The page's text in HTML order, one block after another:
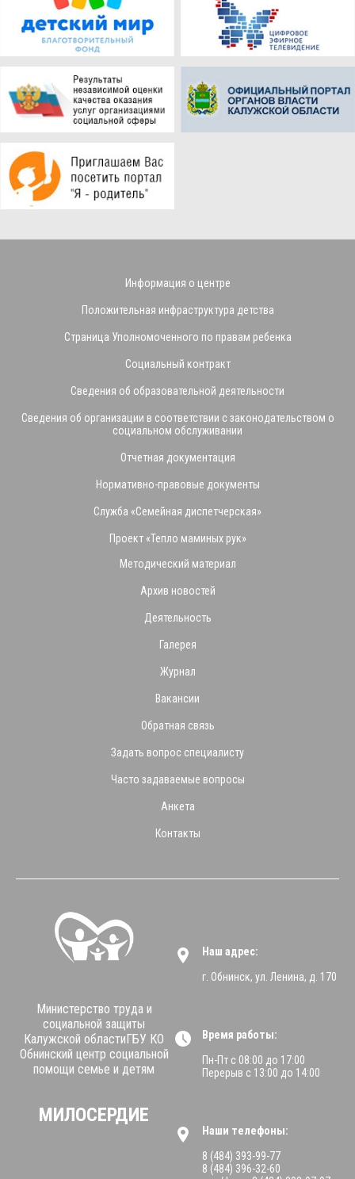
Министерство труда и
социальной защиты
Калужской областиГБУ КО
Обнинский центр социальной
помощи семье и детям
МИЛОСЕРДИЕ
Информация о центре
Положительная инфраструктура детства
Страница Уполномоченного по правам ребенка
Социальный контракт
Сведения об образовательной деятельности
Сведения об организации в соответствии с законодательством о
социальном обслуживании
Отчетная документация
Нормативно-правовые документы
Служба «Семейная диспетчерская»
Проект «Тепло маминых рук»
Методический материал
Архив новостей
Деятельность
Галерея
Журнал
Вакансии
Обратная связь
Задать вопрос специалисту
Часто задаваемые вопросы
Анкета
Контакты
Наш адрес:
г. Обнинск, ул. Ленина, д. 170
Время работы:
Пн-Пт с 08:00 до 17:00
Перерыв с 13:00 до 14:00
Наши телефоны:
8 (484) 393-99-77
8 (484) 396-32-60